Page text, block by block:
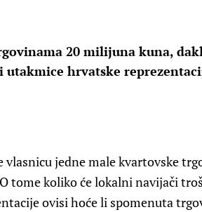
20 milijuna kuna,
hrvatske
jedne male kvartovske
tome koliko će lokalni navijači
ovisi hoće li spomenuta